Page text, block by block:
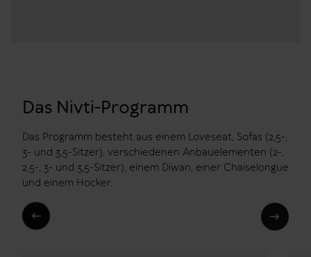
Das Nivti-Programm
Das Programm besteht aus einem Loveseat, Sofas (2,5-,
3- und 3,5-Sitzer), verschiedenen Anbauelementen (2-,
2,5-, 3- und 3,5-Sitzer), einem Diwan, einer Chaiselongue
und einem Hocker.